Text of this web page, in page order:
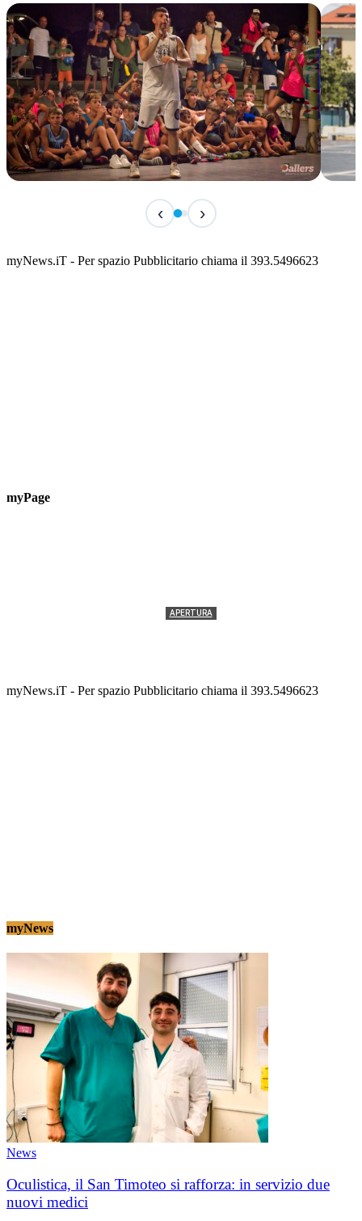
Classic Contest 3vs3 Memorial Michele
📅 6 Agosto 2026 · 09:00 · 📍 Lungomare C. Colombo
‹ ›
myNews.iT - Per spazio Pubblicitario chiama il 393.5496623
myPage
APERTURA
myNews.iT - Per spazio Pubblicitario chiama il 393.5496623
myNews
News
Oculistica, il San Timoteo si rafforza: in servizio due
nuovi medici